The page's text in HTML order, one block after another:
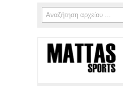
Φόρμα αναζήτησης
Αναζήτηση